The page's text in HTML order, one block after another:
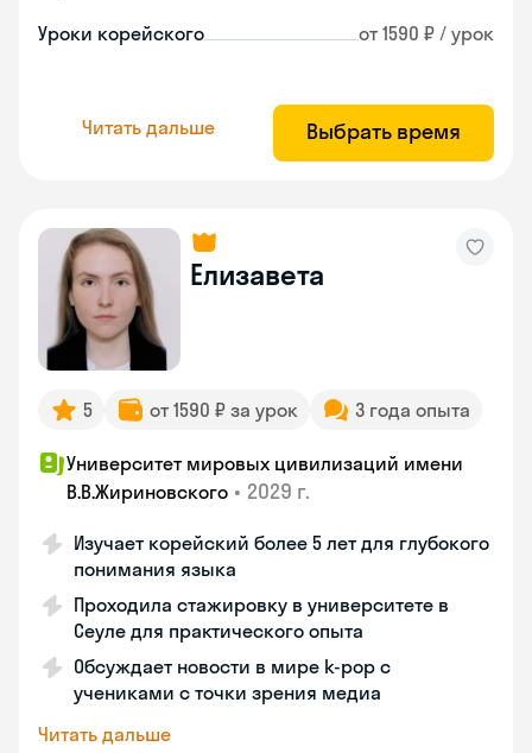
Уроки корейского от 1590 ₽ / урок
Читать дальше Выбрать время
Елизавета
5 от 1590 ₽ за урок 3 года опыта
Университет мировых цивилизаций имени
В.В.Жириновского • 2029 г.
Изучает корейский более 5 лет для глубокого
понимания языка
Проходила стажировку в университете в
Сеуле для практического опыта
Обсуждает новости в мире k-pop с
учениками с точки зрения медиа
Читать дальше